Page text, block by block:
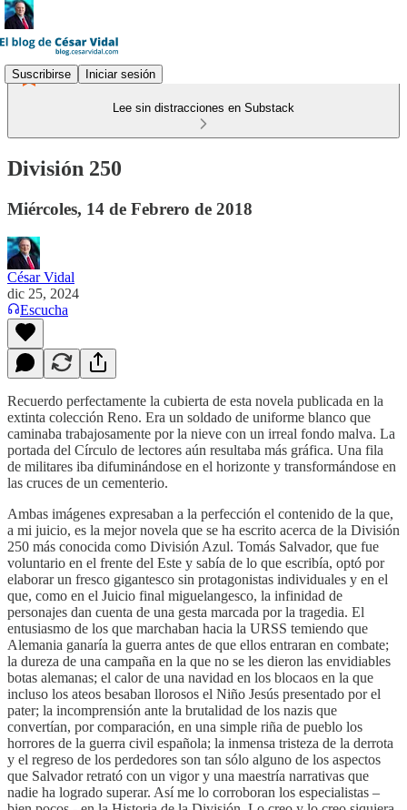
Suscribirse Iniciar sesión
Lee sin distracciones en Substack
División 250
Miércoles, 14 de Febrero de 2018
César Vidal
dic 25, 2024
Escucha
Recuerdo perfectamente la cubierta de esta novela publicada en la
extinta colección Reno. Era un soldado de uniforme blanco que
caminaba trabajosamente por la nieve con un irreal fondo malva. La
portada del Círculo de lectores aún resultaba más gráfica. Una fila
de militares iba difuminándose en el horizonte y transformándose en
las cruces de un cementerio.
Ambas imágenes expresaban a la perfección el contenido de la que,
a mi juicio, es la mejor novela que se ha escrito acerca de la División
250 más conocida como División Azul. Tomás Salvador, que fue
voluntario en el frente del Este y sabía de lo que escribía, optó por
elaborar un fresco gigantesco sin protagonistas individuales y en el
que, como en el Juicio final miguelangesco, la infinidad de
personajes dan cuenta de una gesta marcada por la tragedia. El
entusiasmo de los que marchaban hacia la URSS temiendo que
Alemania ganaría la guerra antes de que ellos entraran en combate;
la dureza de una campaña en la que no se les dieron las envidiables
botas alemanas; el calor de una navidad en los blocaos en la que
incluso los ateos besaban llorosos el Niño Jesús presentado por el
pater; la incomprensión ante la brutalidad de los nazis que
convertían, por comparación, en una simple riña de pueblo los
horrores de la guerra civil española; la inmensa tristeza de la derrota
y el regreso de los perdedores son tan sólo alguno de los aspectos
que Salvador retrató con un vigor y una maestría narrativas que
nadie ha logrado superar. Así me lo corroboran los especialistas –